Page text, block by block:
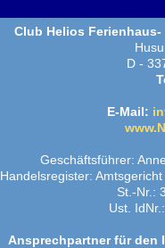
Club Helios
D -
E-Mail:
Geschäftsführer:
Handelsregister:
St.-Nr.:
Ust.
Ansprechpartner für den